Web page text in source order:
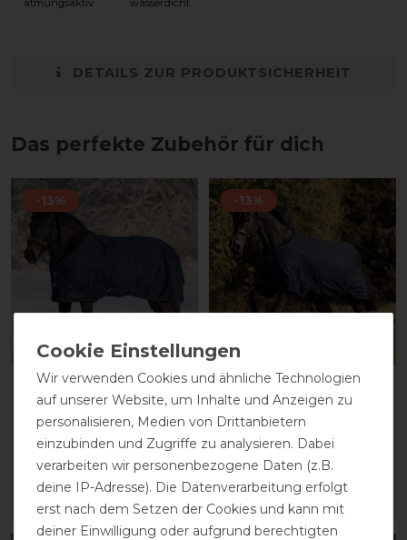
atmungsaktiv wasserdicht
DETAILS ZUR PRODUKTSICHERHEIT
Das perfekte Zubehör für dich
-13%
Waldhausen
Outdoordecke Nordic
Light 0g
vorher 74,95 €
65,20 € *
ARTIKEL MERKEN
-13%
Waldhausen
Outdoordecke Arctic
50g
vorher 109,95 €
95,65 € *
ARTIKEL MERKEN
Wir verwenden Cookies und ähnliche Technologien
auf unserer Website, um Inhalte und Anzeigen zu
personalisieren, Medien von Drittanbietern
einzubinden und Zugriffe zu analysieren. Dabei
verarbeiten wir personenbezogene Daten (z.B.
deine IP-Adresse). Die Datenverarbeitung erfolgt
erst nach dem Setzen der Cookies und kann mit
deiner Einwilligung oder aufgrund berechtigten